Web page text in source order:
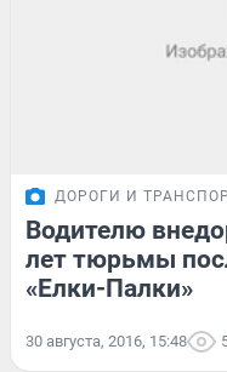
ДОРОГИ И
Водителю
лет тюрьмы
«Елки-Палки»
30 августа, 2016, 15:48